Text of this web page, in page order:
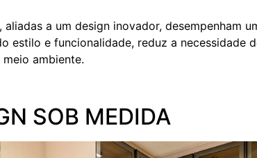
a um design inovador, desempenham
estilo e funcionalidade, reduz a necessidade
ambiente.
SOB MEDIDA